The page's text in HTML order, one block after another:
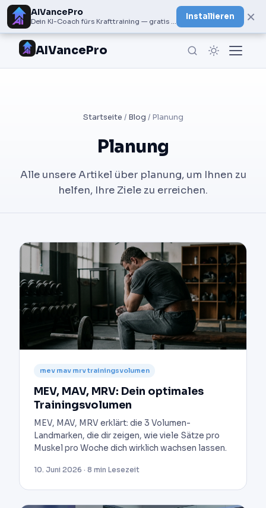
AIVancePro
Dein KI-Coach fürs Krafttraining — gratis bei Google Play
Installieren ×
AIVancePro
Startseite / Blog / Planung
Planung
Alle unsere Artikel über planung, um Ihnen zu
helfen, Ihre Ziele zu erreichen.
mev mav mrv trainingsvolumen
MEV, MAV, MRV: Dein optimales
Trainingsvolumen
MEV, MAV, MRV erklärt: die 3 Volumen-
Landmarken, die dir zeigen, wie viele Sätze pro
Muskel pro Woche dich wirklich wachsen lassen.
10. Juni 2026 · 8 min Lesezeit